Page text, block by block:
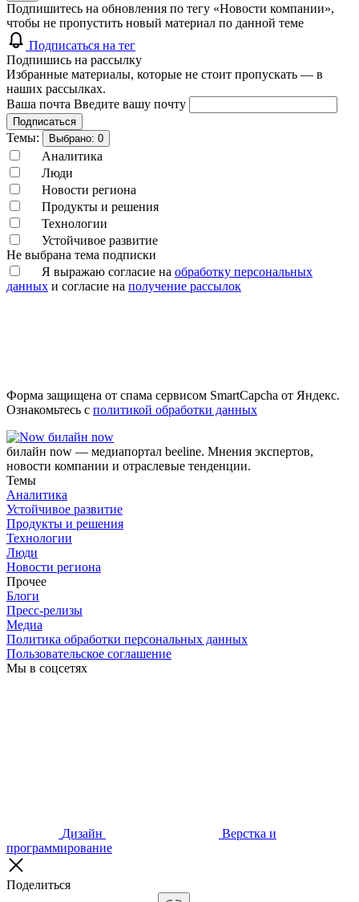
Подпишитесь на обновления по тегу «Новости компании»,
чтобы не пропустить новый материал по данной теме
Подписаться на тег
Подпишись на рассылку
Избранные материалы, которые не стоит пропускать — в
наших рассылках.
Ваша почта Введите вашу почту
Подписаться
Темы: Выбрано: 0
Аналитика
Люди
Новости региона
Продукты и решения
Технологии
Устойчивое развитие
Не выбрана тема подписки
Я выражаю согласие на обработку персональных
данных и согласие на получение рассылок
Форма защищена от спама сервисом SmartCapcha от Яндекс.
Ознакомьтесь с политикой обработки данных
билайн now
билайн now — медиапортал beeline. Мнения экспертов,
новости компании и отраслевые тенденции.
Темы
Аналитика
Устойчивое развитие
Продукты и решения
Технологии
Люди
Новости региона
Прочее
Блоги
Пресс-релизы
Медиа
Политика обработки персональных данных
Пользовательское соглашение
Мы в соцсетях
Дизайн
Верстка и
программирование
Поделиться